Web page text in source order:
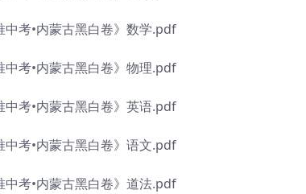
考•内蒙古黑白卷》数学.pdf
考•内蒙古黑白卷》物理.pdf
考•内蒙古黑白卷》英语.pdf
考•内蒙古黑白卷》语文.pdf
考•内蒙古黑白卷》道法.pdf